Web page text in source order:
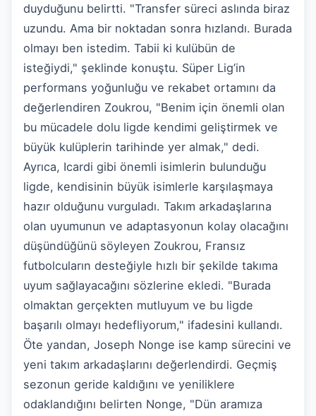
duyduğunu belirtti. "Transfer süreci aslında biraz
uzundu. Ama bir noktadan sonra hızlandı. Burada
olmayı ben istedim. Tabii ki kulübün de
isteğiydi," şeklinde konuştu. Süper Lig’in
performans yoğunluğu ve rekabet ortamını da
değerlendiren Zoukrou, "Benim için önemli olan
bu mücadele dolu ligde kendimi geliştirmek ve
büyük kulüplerin tarihinde yer almak," dedi.
Ayrıca, Icardi gibi önemli isimlerin bulunduğu
ligde, kendisinin büyük isimlerle karşılaşmaya
hazır olduğunu vurguladı. Takım arkadaşlarına
olan uyumunun ve adaptasyonun kolay olacağını
düşündüğünü söyleyen Zoukrou, Fransız
futbolcuların desteğiyle hızlı bir şekilde takıma
uyum sağlayacağını sözlerine ekledi. "Burada
olmaktan gerçekten mutluyum ve bu ligde
başarılı olmayı hedefliyorum," ifadesini kullandı.
Öte yandan, Joseph Nonge ise kamp sürecini ve
yeni takım arkadaşlarını değerlendirdi. Geçmiş
sezonun geride kaldığını ve yeniliklere
odaklandığını belirten Nonge, "Dün aramıza